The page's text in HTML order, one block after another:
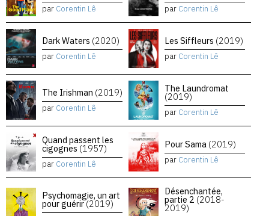
par Corentin Lê par Corentin Lê
Dark Waters (2020)
par Corentin Lê
Les Siffleurs (2019)
par Corentin Lê
The Irishman (2019)
par Corentin Lê
The Laundromat
(2019)
par Corentin Lê
Quand passent les
cigognes (1957)
par Corentin Lê
Pour Sama (2019)
par Corentin Lê
Psychomagie, un art
pour guérir(2019)
Désenchantée,
partie 2 (2018-
2019)